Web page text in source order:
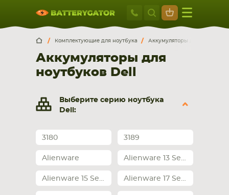
Москва
+7 495 414
Москва Санкт-Петербург
г. Москва, ул. Ткацкая, 5с3 (м. Семеновская)
5 мин. ходьбы от ст.м. “Семеновская”
Обратный звонок
Пн-Вс:
смартфона, планшета
НОУТБУКА ПЛАНШЕТА
Комплектующие для ноутбука Аккумуляторы для ноутбуков
Аккумуляторы для
ноутбуков Dell
Выберите серию ноутбука
Dell:
3180 3189
Alienware Alienware 13 Series
Alienware 15 Series Alienware 17 Series